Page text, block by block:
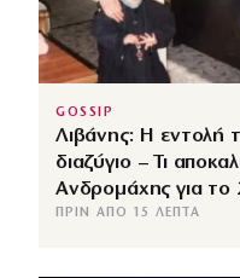
GOSSIP
Λιβάνης: Η εντολή
διαζύγιο – Τι
Ανδρομάχης για
ΠΡΙΝ ΑΠΌ 15 ΛΕΠΤΆ